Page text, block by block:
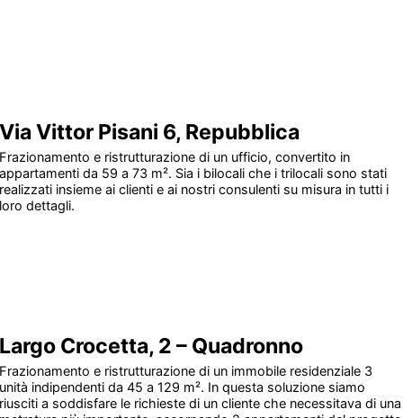
Vittor Pisani 6, Repubblica
e ristrutturazione di un ufficio, convertito in
da 59 a 73 m². Sia i bilocali che i trilocali sono stati
insieme ai clienti e ai nostri consulenti su misura in tutti i
dettagli.
Crocetta, 2 – Quadronno
e ristrutturazione di un immobile residenziale 3
indipendenti da 45 a 129 m². In questa soluzione siamo
a soddisfare le richieste di un cliente che necessitava di una